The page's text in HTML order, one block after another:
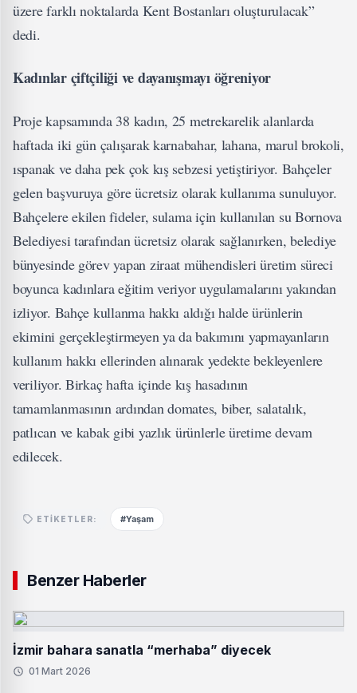
üzere farklı noktalarda Kent Bostanları oluşturulacak”
dedi.
Kadınlar çiftçiliği ve dayanışmayı öğreniyor
Proje kapsamında 38 kadın, 25 metrekarelik alanlarda
haftada iki gün çalışarak karnabahar, lahana, marul brokoli,
ıspanak ve daha pek çok kış sebzesi yetiştiriyor. Bahçeler
gelen başvuruya göre ücretsiz olarak kullanıma sunuluyor.
Bahçelere ekilen fideler, sulama için kullanılan su Bornova
Belediyesi tarafından ücretsiz olarak sağlanırken, belediye
bünyesinde görev yapan ziraat mühendisleri üretim süreci
boyunca kadınlara eğitim veriyor uygulamalarını yakından
izliyor. Bahçe kullanma hakkı aldığı halde ürünlerin
ekimini gerçekleştirmeyen ya da bakımını yapmayanların
kullanım hakkı ellerinden alınarak yedekte bekleyenlere
veriliyor. Birkaç hafta içinde kış hasadının
tamamlanmasının ardından domates, biber, salatalık,
patlıcan ve kabak gibi yazlık ürünlerle üretime devam
edilecek.
ETIKETLER: #Yaşam
Benzer Haberler
İzmir bahara sanatla “merhaba” diyecek
01 Mart 2026